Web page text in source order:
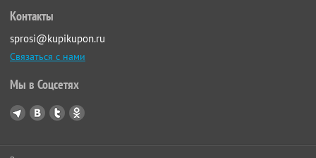
Контакты
sprosi@kupikupon.ru
Связаться с нами
Мы в Соцсетях